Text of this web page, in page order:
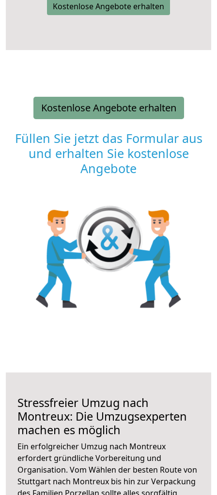
Kostenlose Angebote erhalten
Kostenlose Angebote erhalten
Füllen Sie jetzt das Formular aus
und erhalten Sie kostenlose
Angebote
Stressfreier Umzug nach
Montreux: Die Umzugsexperten
machen es möglich
Ein erfolgreicher Umzug nach Montreux
erfordert gründliche Vorbereitung und
Organisation. Vom Wählen der besten Route von
Stuttgart nach Montreux bis hin zur Verpackung